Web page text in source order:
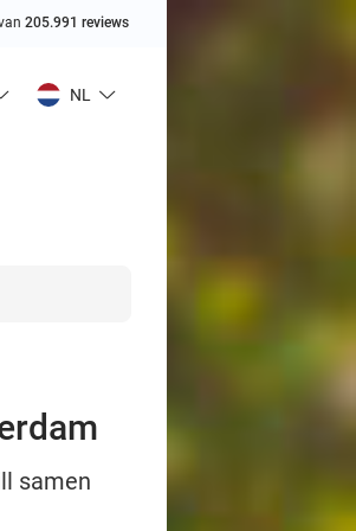
205.991 reviews
NL
samen